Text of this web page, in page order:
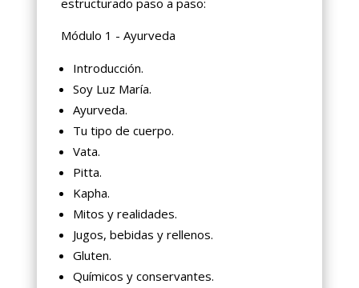
estructurado paso a paso:
Módulo 1 - Ayurveda
Introducción.
Soy Luz María.
Ayurveda.
Tu tipo de cuerpo.
Vata.
Pitta.
Kapha.
Mitos y realidades.
Jugos, bebidas y rellenos.
Gluten.
Químicos y conservantes.